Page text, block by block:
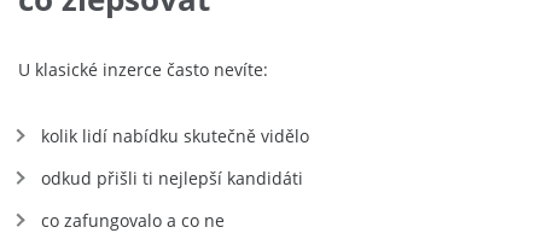
U klasické inzerce často nevíte:
kolik lidí nabídku skutečně vidělo
odkud přišli ti nejlepší kandidáti
co zafungovalo a co ne